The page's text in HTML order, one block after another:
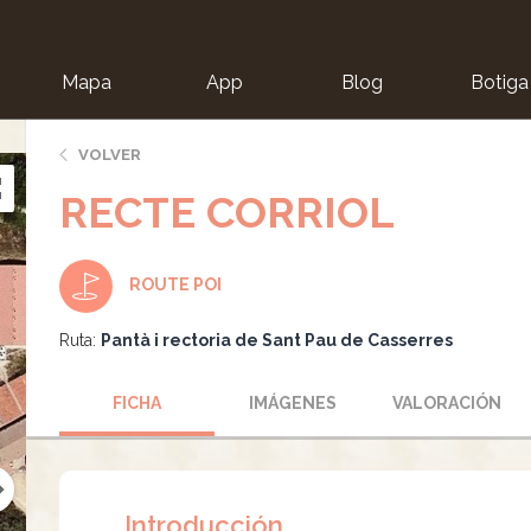
Mapa App Blog Botiga
VOLVER
RECTE CORRIOL
ROUTE POI
Ruta: Pantà i rectoria de Sant Pau de Casserres
FICHA IMÁGENES VALORACIÓN